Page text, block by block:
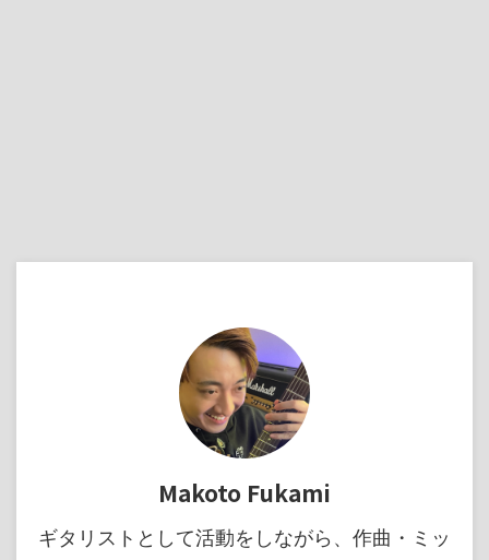
Makoto Fukami
ギタリストとして活動をしながら、作曲・ミッ